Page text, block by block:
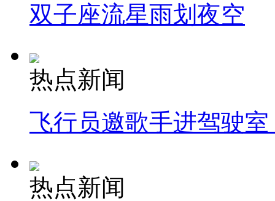
双子座流星雨划夜空
热点新闻
飞行员邀歌手进驾驶
热点新闻